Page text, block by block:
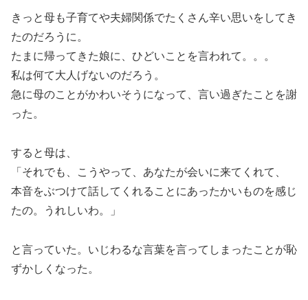
きっと母も子育てや夫婦関係でたくさん辛い思いをしてき
たのだろうに。
たまに帰ってきた娘に、ひどいことを言われて。。。
私は何て大人げないのだろう。
急に母のことがかわいそうになって、言い過ぎたことを謝
った。
すると母は、
「それでも、こうやって、あなたが会いに来てくれて、
本音をぶつけて話してくれることにあったかいものを感じ
たの。うれしいわ。」
と言っていた。いじわるな言葉を言ってしまったことが恥
ずかしくなった。